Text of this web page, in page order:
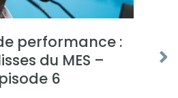
performance :
du MES –
6